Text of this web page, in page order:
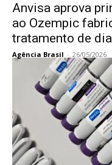
Anvisa aprova
ao Ozempic
tratamento de
Agência Brasil - 26/05/2026